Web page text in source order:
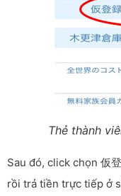
Thẻ thành
Sau đó, click chọn 仮
rồi trả tiền trực tiếp ở